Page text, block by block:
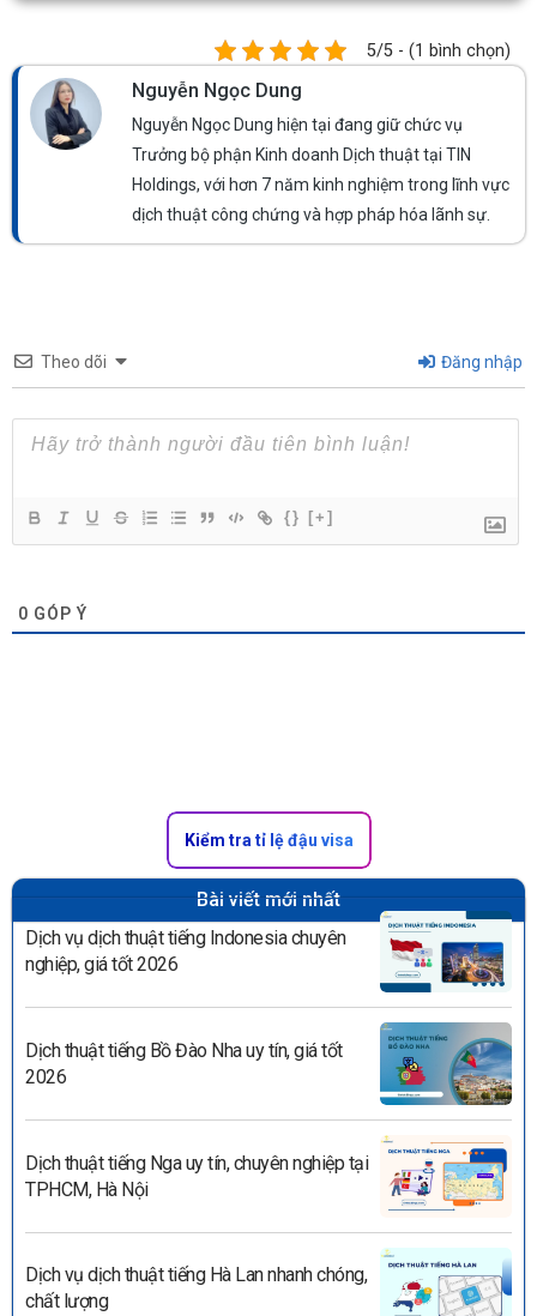
5/5 - (1 bình chọn)
Nguyễn Ngọc Dung
Nguyễn Ngọc Dung hiện tại đang giữ chức vụ
Trưởng bộ phận Kinh doanh Dịch thuật tại TIN
Holdings, với hơn 7 năm kinh nghiệm trong lĩnh vực
dịch thuật công chứng và hợp pháp hóa lãnh sự.
Theo dõi Đăng nhập
{} [+]
0 GÓP Ý
Kiểm tra tỉ lệ đậu visa
Bài viết mới nhất
Dịch vụ dịch thuật tiếng Indonesia chuyên
nghiệp, giá tốt 2026
Dịch thuật tiếng Bồ Đào Nha uy tín, giá tốt
2026
Dịch thuật tiếng Nga uy tín, chuyên nghiệp tại
TPHCM, Hà Nội
Dịch vụ dịch thuật tiếng Hà Lan nhanh chóng,
chất lượng